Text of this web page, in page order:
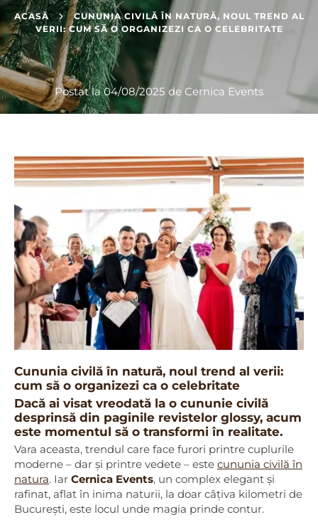
ACASĂ
CUNUNIA CIVILĂ ÎN NATURĂ, NOUL TREND AL
VERII: CUM SĂ O ORGANIZEZI CA O CELEBRITATE
Postat la04/08/2025 de Cernica Events
Cununia civilă în natură, noul trend al verii:
cum să o organizezi ca o celebritate
Dacă ai visat vreodată la o cununie civilă
desprinsă din paginile revistelor glossy, acum
este momentul să o transformi în realitate.
Vara aceasta, trendul care face furori printre cuplurile
moderne – dar și printre vedete – este cununia civilă în
natura. Iar Cernica Events, un complex elegant și
rafinat, aflat în inima naturii, la doar câțiva kilometri de
București, este locul unde magia prinde contur.